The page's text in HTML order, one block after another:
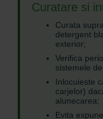
Curatare si
Curata
detergent
exterior;
Verifica
sistemele
Inlocuieste
carjelor)
alunecarea;
Evita